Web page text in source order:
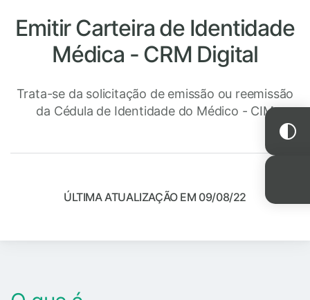
Emitir Carteira de Identidade
Médica - CRM Digital
Trata-se da solicitação de emissão ou reemissão
da Cédula de Identidade do Médico - CIM
ÚLTIMA ATUALIZAÇÃO EM 09/08/22